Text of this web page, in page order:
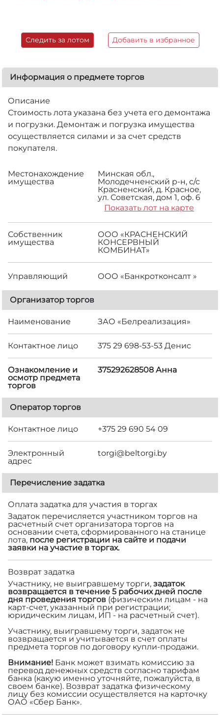
Следить за лотом Добавить в избранное
Информация о предмете торгов
Описание
Стоимость лота указана без учета его демонтажа
и погрузки. Демонтаж и погрузка имущества
осуществляется силами и за счет средств
покупателя.
Местонахождение
имущества
Минская обл.,
Молодечненский р-н, с/с
Красненский, д. Красное,
ул. Советская, дом 1, оф. 6
Показать лот на карте
Собственник
имущества
ООО «КРАСНЕНСКИЙ
КОНСЕРВНЫЙ
КОМБИНАТ»
Управляющий ООО «Банкротконсалт »
Организатор торгов
Наименование ЗАО «Белреализация»
Контактное лицо 375 29 698-53-53 Денис
Ознакомление и
осмотр предмета
торгов
375292628508 Анна
Оператор торгов
Контактное лицо +375 29 690 54 09
Электронный
адрес
torgi@beltorgi.by
Перечисление задатка
Оплата задатка для участия в торгах
Задаток перечисляется участником торгов на
расчетный счет организатора торгов на
основании счета, сформированного на станице
лота, после регистрации на сайте и подачи
заявки на участие в торгах.
Возврат задатка
Участнику, не выигравшему торги, задаток
возвращается в течение 5 рабочих дней после
дня проведения торгов (физическим лицам - на
карт-счет, указанный при регистрации;
юридическим лицам, ИП - на расчетный счет).
Участнику, выигравшему торги, задаток не
возвращается и учитывается в счет оплаты
предмета торгов по договору купли-продажи.
Внимание! Банк может взимать комиссию за
перевод денежных средств согласно тарифам
банка (какую именно уточняйте, пожалуйста, в
своем банке). Возврат задатка физическому
лицу без комиссии осуществляется на карточку
ОАО «Сбер Банк».